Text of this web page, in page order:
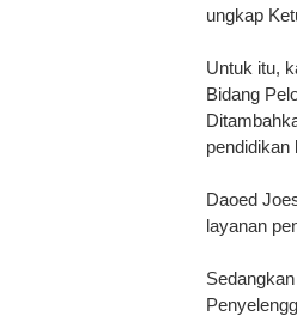
ungkap
Untuk itu,
Bidang
pendidikan
Daoed
layanan